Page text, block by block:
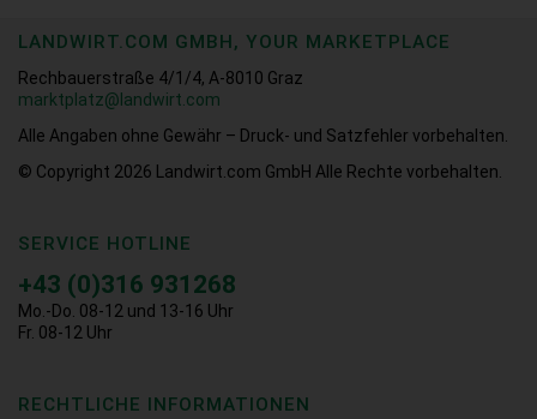
LANDWIRT.COM GMBH, YOUR MARKETPLACE
Rechbauerstraße 4/1/4, A-8010 Graz
marktplatz@landwirt.com
Alle Angaben ohne Gewähr – Druck- und Satzfehler vorbehalten.
© Copyright 2026
Landwirt.com GmbH Alle Rechte vorbehalten.
SERVICE HOTLINE
+43 (0)316 931268
Mo.-Do. 08-12 und 13-16 Uhr
Fr. 08-12 Uhr
RECHTLICHE INFORMATIONEN